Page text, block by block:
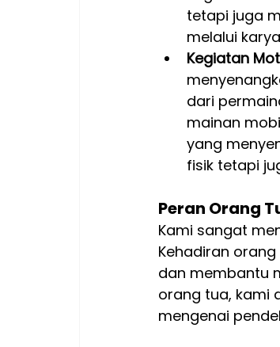
tetapi juga
melalui
Kegiatan
dari
mainan
yang
fisik tetapi
Peran Orang
Kami sangat
Kehadiran
dan membantu
orang tua, kami
mengenai